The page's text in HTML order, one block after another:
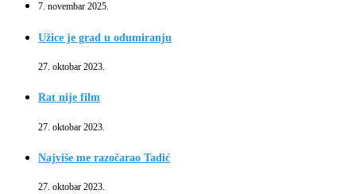
7. novembar 2025.
Užice je grad u odumiranju
27. oktobar 2023.
Rat nije film
27. oktobar 2023.
Najviše me razočarao Tadić
27. oktobar 2023.